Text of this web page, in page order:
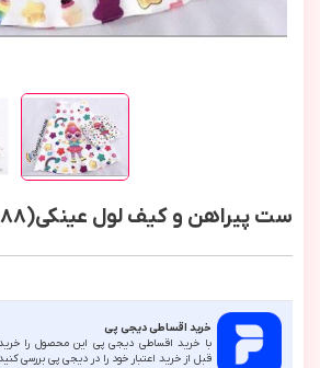
ست پیراهن و کیف لول عینکی(3588)
خرید اقساطی دیجی پی
با خرید اقساطی دیجی پی این محصول را
قبل از خرید اعتبار خود را در دیجی پی بررسی